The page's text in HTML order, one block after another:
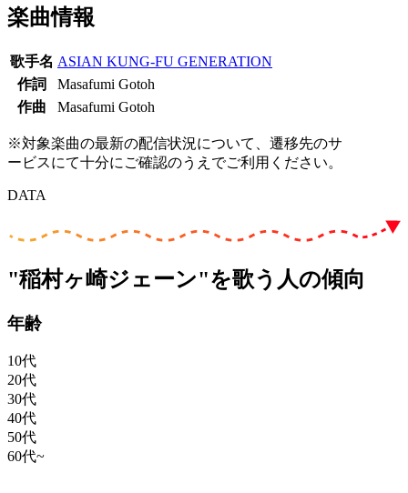
楽曲情報
歌手名 ASIAN KUNG-FU GENERATION
作詞
Masafumi Gotoh
作曲
Masafumi Gotoh
※対象楽曲の最新の配信状況について、遷移先のサ
ービスにて十分にご確認のうえでご利用ください。
DATA
"稲村ヶ崎ジェーン"を歌う人の傾向
年齢
10代
20代
30代
40代
50代
60代~